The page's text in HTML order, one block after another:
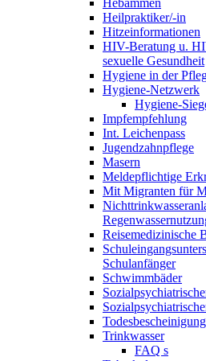
Hebammen
Heilpraktiker/-in
Hitzeinformationen
HIV-Beratung u.
sexuelle Gesundheit
Hygiene in der
Hygiene-Netzwerk
Hygiene-
Impfempfehlung
Int. Leichenpass
Jugendzahnpflege
Masern
Meldepflichtige
Mit Migranten für
Reisemedizinische
Schulanfänger
Schwimmbäder
Trinkwasser
FAQ s